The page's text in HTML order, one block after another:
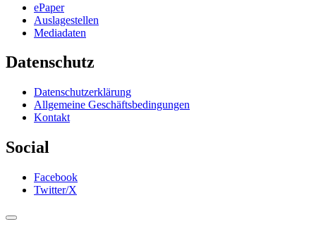
ePaper
Auslagestellen
Mediadaten
Datenschutz
Datenschutzerklärung
Allgemeine Geschäftsbedingungen
Kontakt
Social
Facebook
Twitter/X